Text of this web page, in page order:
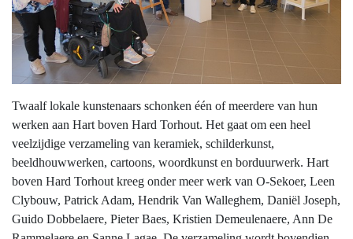
Twaalf lokale kunstenaars schonken één of meerdere van hun
werken aan Hart boven Hard Torhout. Het gaat om een heel
veelzijdige verzameling van keramiek, schilderkunst,
beeldhouwwerken, cartoons, woordkunst en borduurwerk. Hart
boven Hard Torhout kreeg onder meer werk van O-Sekoer, Leen
Clybouw, Patrick Adam, Hendrik Van Walleghem, Daniël Joseph,
Guido Dobbelaere, Pieter Baes, Kristien Demeulenaere, Ann De